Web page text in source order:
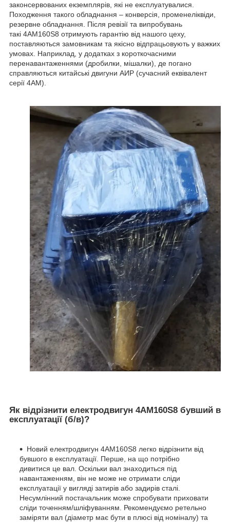
законсервованих екземплярів, які не експлуатувалися.
Походження такого обладнання – конверсія, променеліквіди,
резервне обладнання. Після ревізії та випробувань
такі 4АМ160S8 отримують гарантію від нашого цеху,
поставляються замовникам та якісно відпрацьовують у важких
умовах. Наприклад, у додатках з короткочасними
перенавантаженнями (дробилки, мішалки), де погано
справляються китайські двигуни АИР (сучасний еквівалент
серії 4АМ).
Як відрізнити електродвигун 4АМ160S8 бувший в
експлуатації (б/в)?
Новий електродвигун 4АМ160S8 легко відрізнити від
бувшого в експлуатації. Перше, на що потрібно
дивитися це вал. Оскільки вал знаходиться під
навантаженням, він не може не отримати сліди
експлуатації у вигляді затирів або задирів сталі.
Несумлінний постачальник може спробувати приховати
сліди точенням/шліфуванням. Рекомендуємо ретельно
заміряти вал (діаметр має бути в плюсі від номіналу) та